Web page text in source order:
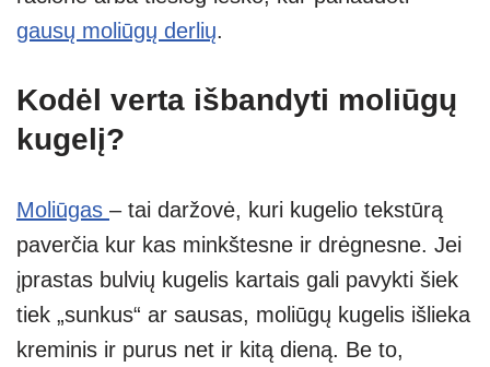
gausų moliūgų derlių.
Kodėl verta išbandyti moliūgų
kugelį?
Moliūgas – tai daržovė, kuri kugelio tekstūrą
paverčia kur kas minkštesne ir drėgnesne. Jei
įprastas bulvių kugelis kartais gali pavykti šiek
tiek „sunkus“ ar sausas, moliūgų kugelis išlieka
kreminis ir purus net ir kitą dieną. Be to,